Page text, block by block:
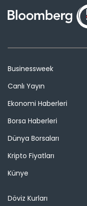
Businessweek
Canlı Yayın
Ekonomi Haberleri
Borsa Haberleri
Dünya Borsaları
Kripto Fiyatları
Künye
Döviz Kurları